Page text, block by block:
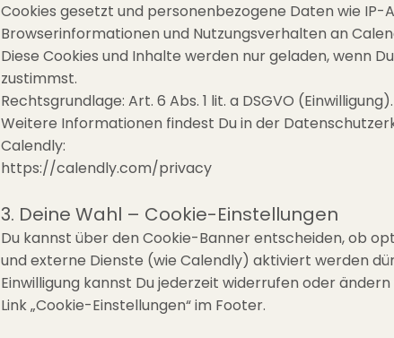
Cookies gesetzt und personenbezogene Daten wie IP-
Browserinformationen und Nutzungsverhalten an
Diese Cookies und Inhalte werden nur geladen, wenn
zustimmst.
Rechtsgrundlage: Art. 6 Abs. 1 lit. a DSGVO (Einwilligung).
Weitere Informationen findest Du in der
Calendly:
https://calendly.com/privacy
3. Deine Wahl – Cookie-Einstellungen
Du kannst über den Cookie-Banner entscheiden, ob
und externe Dienste (wie Calendly) aktiviert werden
Einwilligung kannst Du jederzeit widerrufen oder ändern
Link „Cookie-Einstellungen“ im Footer.